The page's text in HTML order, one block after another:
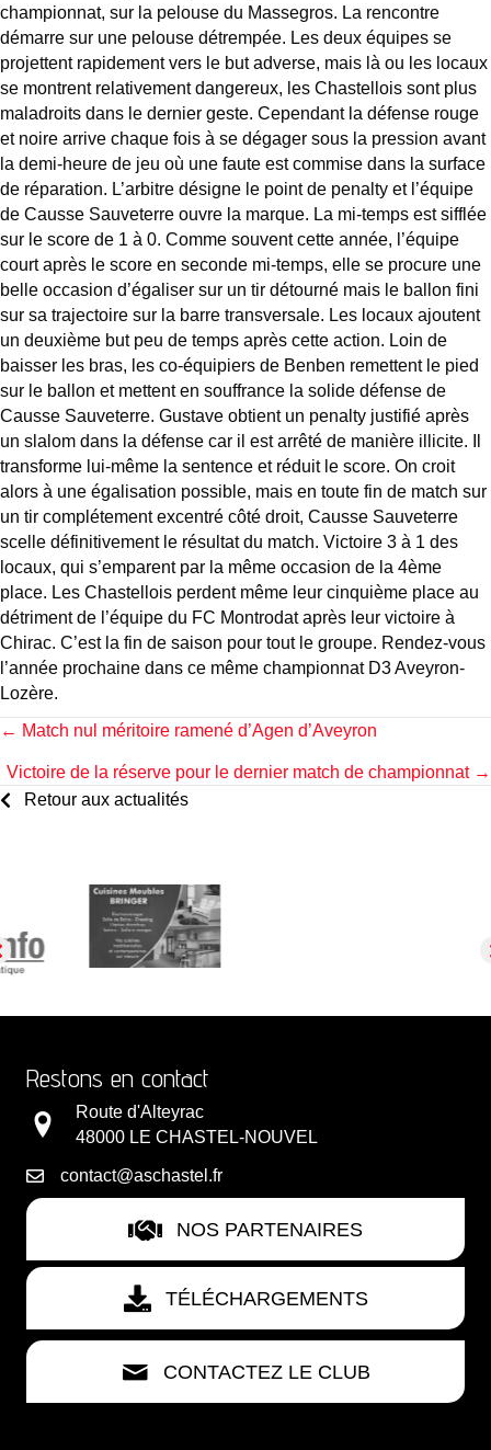
championnat, sur la pelouse du Massegros. La rencontre
démarre sur une pelouse détrempée. Les deux équipes se
projettent rapidement vers le but adverse, mais là ou les locaux
se montrent relativement dangereux, les Chastellois sont plus
maladroits dans le dernier geste. Cependant la défense rouge
et noire arrive chaque fois à se dégager sous la pression avant
la demi-heure de jeu où une faute est commise dans la surface
de réparation. L’arbitre désigne le point de penalty et l’équipe
de Causse Sauveterre ouvre la marque. La mi-temps est sifflée
sur le score de 1 à 0. Comme souvent cette année, l’équipe
court après le score en seconde mi-temps, elle se procure une
belle occasion d’égaliser sur un tir détourné mais le ballon fini
sur sa trajectoire sur la barre transversale. Les locaux ajoutent
un deuxième but peu de temps après cette action. Loin de
baisser les bras, les co-équipiers de Benben remettent le pied
sur le ballon et mettent en souffrance la solide défense de
Causse Sauveterre. Gustave obtient un penalty justifié après
un slalom dans la défense car il est arrêté de manière illicite. Il
transforme lui-même la sentence et réduit le score. On croit
alors à une égalisation possible, mais en toute fin de match sur
un tir complétement excentré côté droit, Causse Sauveterre
scelle définitivement le résultat du match. Victoire 3 à 1 des
locaux, qui s’emparent par la même occasion de la 4ème
place. Les Chastellois perdent même leur cinquième place au
détriment de l’équipe du FC Montrodat après leur victoire à
Chirac. C’est la fin de saison pour tout le groupe. Rendez-vous
l’année prochaine dans ce même championnat D3 Aveyron-
Lozère.
Posts
navigation
← Match nul méritoire ramené d’Agen d’Aveyron
Victoire de la réserve pour le dernier match de championnat →
Retour aux actualités
Restons en contact
Route d'Alteyrac
48000 LE CHASTEL-NOUVEL
contact@aschastel.fr
NOS PARTENAIRES
TÉLÉCHARGEMENTS
CONTACTEZ LE CLUB